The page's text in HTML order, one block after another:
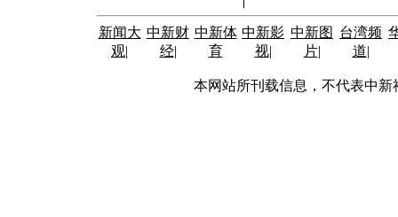
新闻大
观|
中新财
经|
中新体
育
中新影
视|
中新图
片|
台湾频
道|
本网站所刊载信息，不代表中